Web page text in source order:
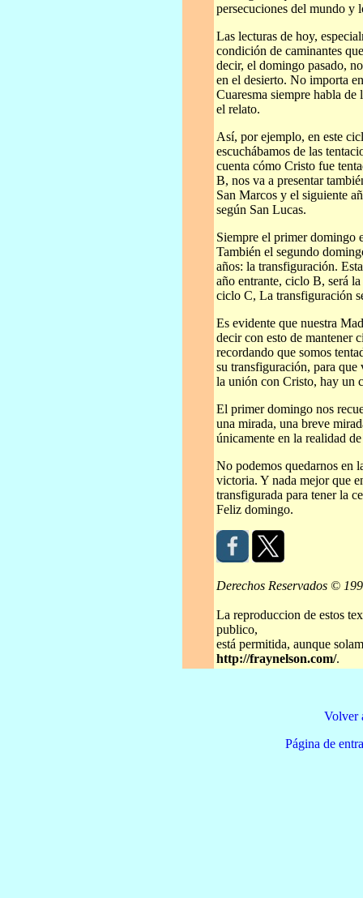
persecuciones del mundo y
Las lecturas de hoy,
condición de caminantes
decir, el domingo pasado,
en el desierto. No importa
Cuaresma siempre habla de
el relato.
Así, por ejemplo, en este
escuchábamos de las
cuenta cómo Cristo fue
B, nos va a presentar
San Marcos y el siguiente
según San Lucas.
Siempre el primer domingo
También el segundo
años: la transfiguración.
año entrante, ciclo B, será
ciclo C, La transfiguración
Es evidente que nuestra
decir con esto de mantener
recordando que somos
su transfiguración, para que
la unión con Cristo, hay un
El primer domingo nos
una mirada, una breve
únicamente en la realidad
No podemos quedarnos en
victoria. Y nada mejor que
transfigurada para tener la
Feliz domingo.
Derechos Reservados ©
La reproduccion de estos
publico,
está permitida, aunque
http://fraynelson.com/.
Volver
Página de